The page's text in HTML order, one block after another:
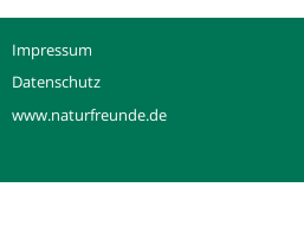
Impressum
Datenschutz
www.naturfreunde.de